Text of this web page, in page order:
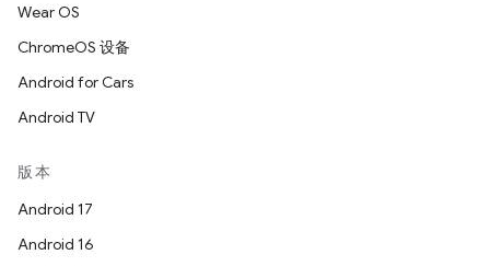
Wear OS
ChromeOS 设备
Android for Cars
Android TV
版本
Android 17
Android 16